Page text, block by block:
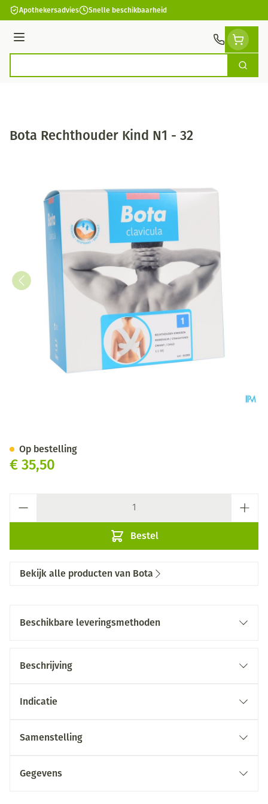
Ga naar de inhoud
Apothekersadvies Snelle beschikbaarheid
Menu
Zoek
Bota Rechthouder Kind N1 - 32
€ 35,50
Bestel
Op bestelling
Bekijk alle producten van Bota
Beschikbare leveringsmethoden
Beschrijving
Indicatie
Samenstelling
Gegevens